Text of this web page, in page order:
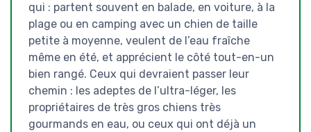
qui : partent souvent en balade, en voiture, à la
plage ou en camping avec un chien de taille
petite à moyenne, veulent de l’eau fraîche
même en été, et apprécient le côté tout-en-un
bien rangé. Ceux qui devraient passer leur
chemin : les adeptes de l’ultra-léger, les
propriétaires de très gros chiens très
gourmands en eau, ou ceux qui ont déjà un